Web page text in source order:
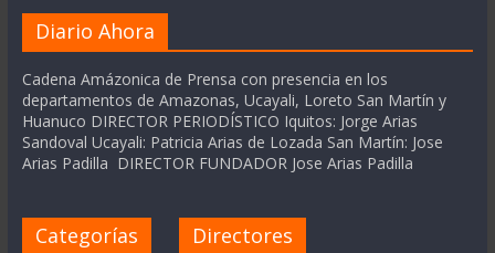
Diario Ahora
Cadena Amázonica de Prensa con presencia en los
departamentos de Amazonas, Ucayali, Loreto San Martín y
Huanuco DIRECTOR PERIODÍSTICO Iquitos: Jorge Arias
Sandoval Ucayali: Patricia Arias de Lozada San Martín: Jose
Arias Padilla DIRECTOR FUNDADOR Jose Arias Padilla
Categorías Directores